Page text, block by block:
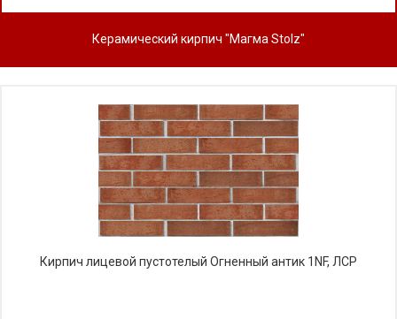
Керамический кирпич "Магма Stolz"
Кирпич лицевой пустотелый Огненный антик 1NF, ЛСР